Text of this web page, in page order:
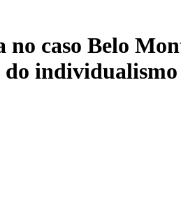
caso Belo
individualismo